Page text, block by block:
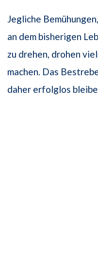
Jegliche
an dem bisherigen
zu drehen, drohen
machen. Das
daher erfolglos